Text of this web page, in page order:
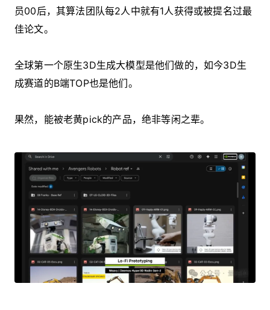
员00后，其算法团队每2人中就有1人获得或被提名过最
佳论文。
全球第一个原生3D生成大模型是他们做的，如今3D生
成赛道的B端TOP也是他们。
果然，能被老黄pick的产品，绝非等闲之辈。